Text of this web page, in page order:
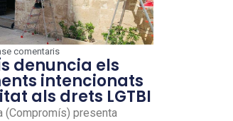
comentaris
denuncia els
intencionats
als drets LGTBI
(Compromís) presenta